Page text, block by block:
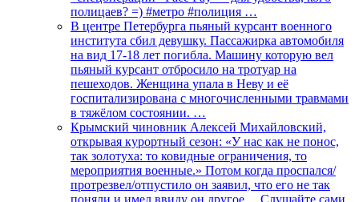
полицаев? =) #метро #полиция …
В центре Петербурга пьяный курсант военного
института сбил девушку. Пассажирка автомобиля
на вид 17-18 лет погибла. Машину которую вел
пьяный курсант отбросило на тротуар на
пешеходов. Женщина упала в Неву и её
госпитализирована с многочисленными травмами
в тяжёлом состоянии. …
Крымский чиновник Алексей Михайловский,
открывая курортный сезон: «У нас как не понос,
так золотуха: то ковидные ограничения, то
мероприятия военные.» Потом когда проспался/
протрезвел/отпустило он заявил, что его не так
поняли и имел ввиду он другое… Слушайте сами,